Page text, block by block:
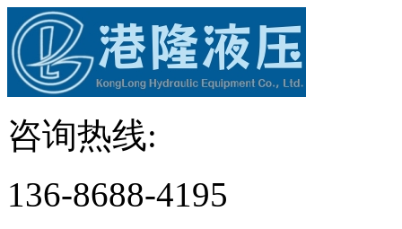
咨询热线:
136-8688-4195